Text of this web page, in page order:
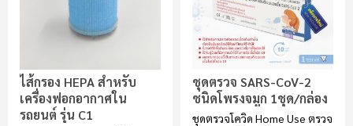
ไส้กรอง HEPA สำหรับ
เครื่องฟอกอากาศใน
รถยนต์ รุ่น C1
ชุดตรวจ SARS-CoV-2
ชนิดโพรงจมูก 1ชุด/กล่อง
ชุดตรวจโควิด Home Use ตรวจ